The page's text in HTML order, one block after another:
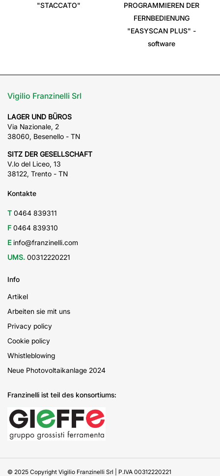
"STACCATO"
PROGRAMMIEREN DER
FERNBEDIENUNG
"EASYSCAN PLUS" -
software
Vigilio Franzinelli Srl
LAGER UND BÜROS
Via Nazionale, 2
38060, Besenello - TN
SITZ DER GESELLSCHAFT
V.lo del Liceo, 13
38122, Trento - TN
Kontakte
T 0464 839311
F 0464 839310
E info@franzinelli.com
UMS. 00312220221
Info
Artikel
Arbeiten sie mit uns
Privacy policy
Cookie policy
Whistleblowing
Neue Photovoltaikanlage 2024
Franzinelli ist teil des konsortiums:
© 2025 Copyright Vigilio Franzinelli Srl | P.IVA 00312220221